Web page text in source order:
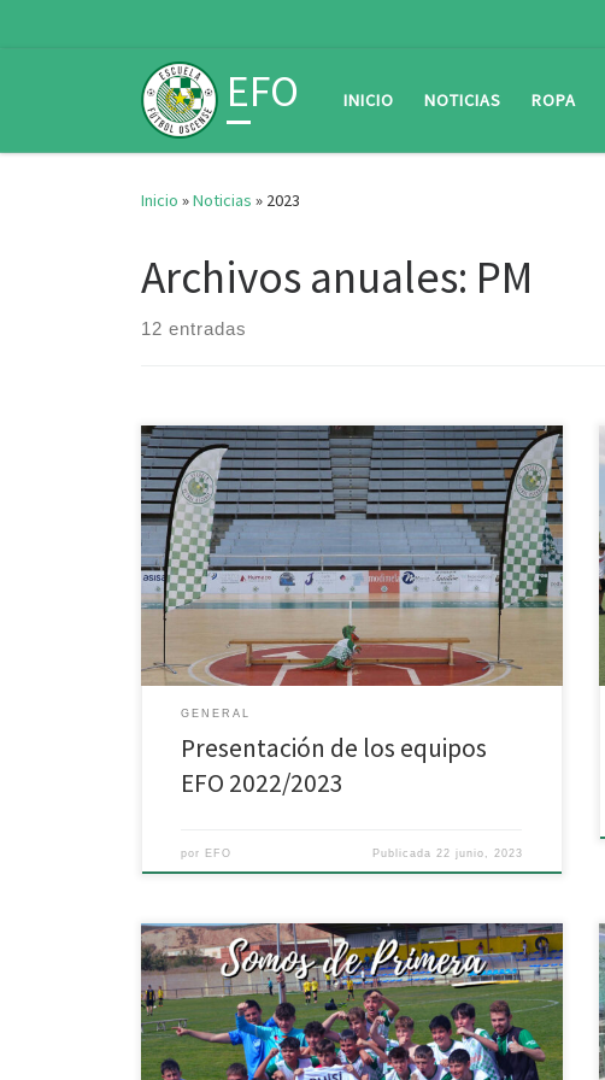
EFO INICIO NOTICIAS ROPA
Inicio »Noticias » 2023
Archivos anuales: PM
12 entradas
El pasado domingo 18 de junio nos reunimos de
nuevo en el Palacio de los Deportes de Huesca para la
presentación de los equipos de la temporada
2022/2023. Como viene siendo habitual, nuestros
chicos y chicas desfilaron ante la atenta mirada de los
familiares y amigos que acudieron al evento. […]
GENERAL
Presentación de los equipos
EFO 2022/2023
por EFO Publicada 22 junio, 2023
¡Ascenso a Primera Infantil conseguido! La excelente
temporada del Infantil Modimela/Iniber «E» culminó
con el tan ansiado ascenso. Tras el empate
conseguido el pasado sábado, la EFO certifica
matemáticamente su ascenso a Primera Infantil. El